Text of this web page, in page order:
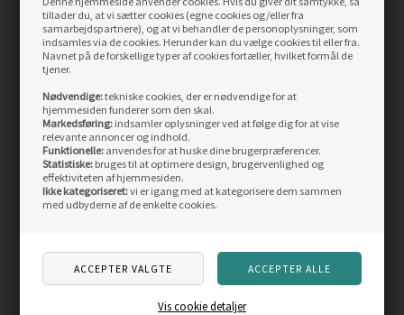
tillader du, at vi sætter cookies (egne cookies og/eller fra
samarbejdspartnere), og at vi behandler de personoplysninger, som
indsamles via de cookies. Herunder kan du vælge cookies til eller fra.
Navnet på de forskellige typer af cookies fortæller, hvilket formål de
tjener.
Nødvendige:tekniske cookies, der er nødvendige for at
hjemmesiden funderer som den skal.
Markedsføring: indsamler oplysninger ved at følge dig for at vise
relevante annoncer og indhold.
Funktionelle: anvendes for at huske dine brugerpræferencer.
Statistiske: bruges til at optimere design, brugervenlighed og
effektiviteten af hjemmesiden.
Ikke kategoriseret:vi er igang med at kategorisere dem sammen
med udbyderne af de enkelte cookies.
Vis cookie detaljer
Vejl. pris299,00
225,00 DKK
LÆS MERE
325,00 DKK
LÆS MERE